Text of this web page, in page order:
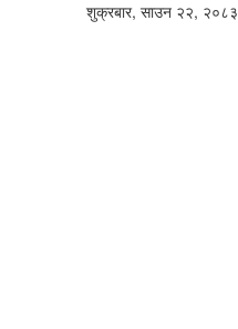
शुक्रबार, साउन २२, २०८३